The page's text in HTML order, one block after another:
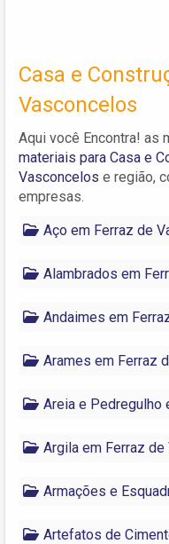
Casa e
Vasconcelos
Aqui você Encontra! as
materiais para Casa e
Vasconcelos e região,
empresas.
Aço em Ferraz de
Alambrados em
Andaimes em
Arames em Ferraz
Areia e Pedregulho
Argila em Ferraz
Armações e
Artefatos de